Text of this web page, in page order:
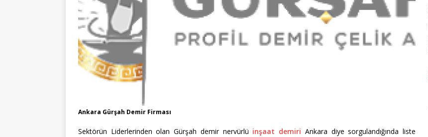
Ankara Gürşah Demir Firması
Sektörün Liderlerinden olan Gürşah demir nervürlü inşaat demiri Ankara diye sorgulandığında liste